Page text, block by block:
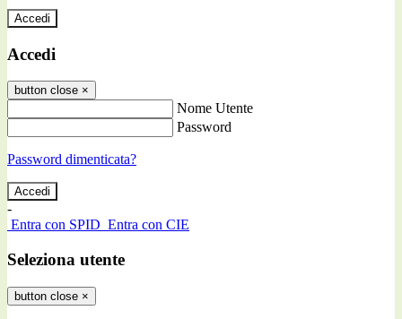
Accedi
Accedi
button close ×
Nome Utente
Password
Password dimenticata?
-
Entra con SPID Entra con CIE
Seleziona utente
button close ×